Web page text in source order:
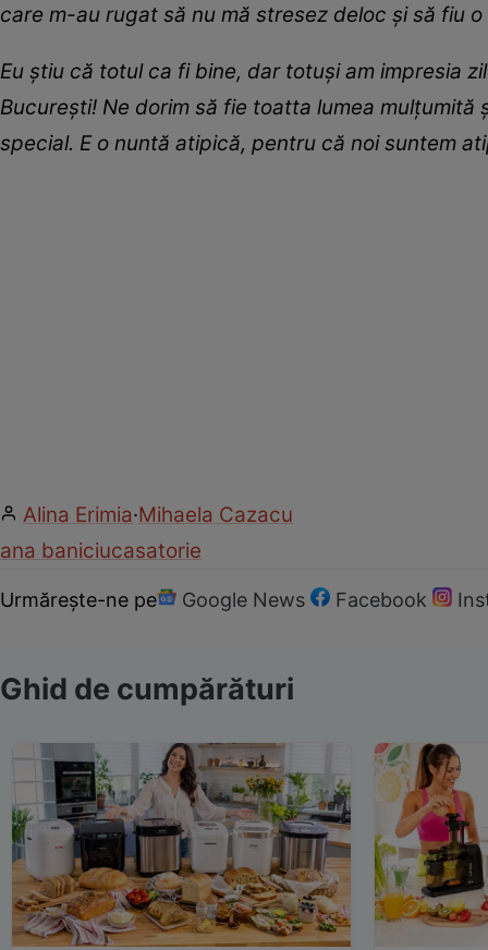
care m-au rugat să nu mă stresez deloc și să fiu
Eu știu că totul ca fi bine, dar totuși am impresia
București! Ne dorim să fie toatta lumea
special. E o nuntă atipică, pentru că noi suntem
Alina Erimia·Mihaela Cazacu
ana baniciucasatorie
Urmărește-ne pe Google News Facebook
Ghid de cumpărături